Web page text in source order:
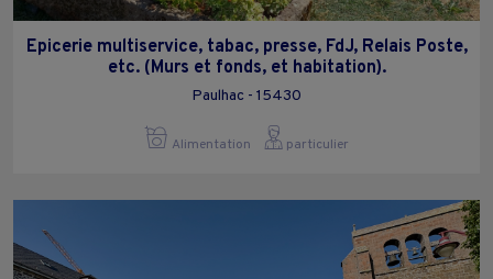
Epicerie multiservice, tabac, presse, FdJ, Relais Poste,
etc. (Murs et fonds, et habitation).
Paulhac - 15430
Alimentation particulier